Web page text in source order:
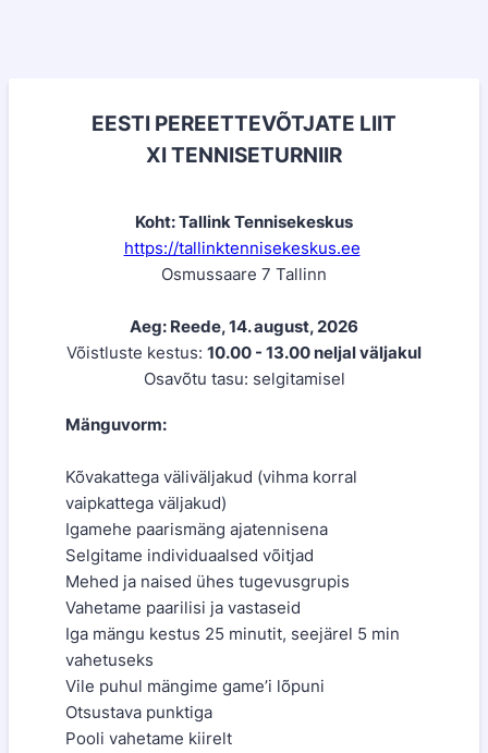
EESTI PEREETTEVÕTJATE LIIT
XI TENNISETURNIIR
Koht: Tallink Tennisekeskus
https://tallinktennisekeskus.ee
Osmussaare 7 Tallinn
Aeg: Reede, 14. august, 2026
Võistluste kestus: 10.00 - 13.00 neljal väljakul
Osavõtu tasu: selgitamisel
Mänguvorm:
Kõvakattega väliväljakud (vihma korral
vaipkattega väljakud)
Igamehe paarismäng ajatennisena
Selgitame individuaalsed võitjad
Mehed ja naised ühes tugevusgrupis
Vahetame paarilisi ja vastaseid
Iga mängu kestus 25 minutit, seejärel 5 min
vahetuseks
Vile puhul mängime game’i lõpuni
Otsustava punktiga
Pooli vahetame kiirelt